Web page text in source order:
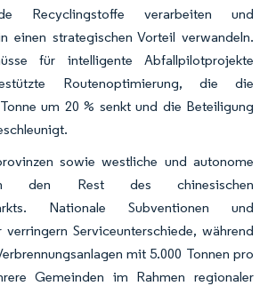
Recyclingstoffe verarbeiten und
einen strategischen Vorteil verwandeln.
für intelligente Abfallpilotprojekte
Routenoptimierung, die die
um 20 % senkt und die Beteiligung
sowie westliche und autonome
den Rest des chinesischen
Nationale Subventionen und
verringern Serviceunterschiede, während
mit 5.000 Tonnen pro
Gemeinden im Rahmen regionaler